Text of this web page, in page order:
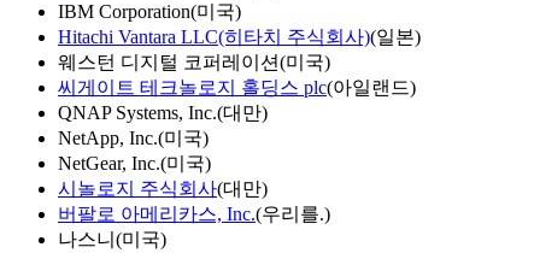
IBM Corporation(미국)
Hitachi Vantara LLC(히타치 주식회사)(일본)
웨스턴 디지털 코퍼레이션(미국)
씨게이트 테크놀로지 홀딩스 plc(아일랜드)
QNAP Systems, Inc.(대만)
NetApp, Inc.(미국)
NetGear, Inc.(미국)
시놀로지 주식회사(대만)
버팔로 아메리카스, Inc.(우리를.)
나스니(미국)